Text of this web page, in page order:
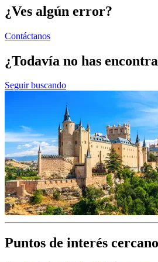
¿Ves algún error?
Contáctanos
¿Todavía no has
Seguir buscando
Puntos de interés